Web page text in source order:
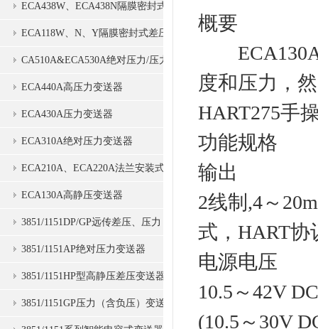
ECA438W、ECA438N隔膜密封式
压力变送器
ECA118W、N、Y隔膜密封式差压
变送器
CA510A&ECA530A绝对压力/压力
变送器
ECA440A高压力变送器
ECA430A压力变送器
ECA310A绝对压力变送器
ECA210A、ECA220A法兰安装式
差压变送器
ECA130A高静压变送器
3851/1151DP/GP远传差压、压力
变送器
3851/1151AP绝对压力变送器
3851/1151HP型高静压差压变送器
3851/1151GP压力（含负压）变送
概要
ECA130A
度和压力，
HART275手
功能规格
输出
2线制,4～
式，HART协
电源电压
10.5～42V
(10.5～30V